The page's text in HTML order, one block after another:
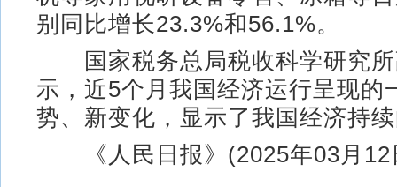
别同比增长23.3%和56.1%。
国家税务总局税收科学研究所
示，近5个月我国经济运行呈现的
势、新变化，显示了我国经济持
《人民日报》(2025年03月12